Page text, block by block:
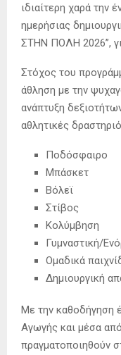
ιδιαίτερη χαρά την
ημερήσιας
ΣΤΗΝ ΠΟΛΗ 2026”,
Στόχος του
άθληση με την
ανάπτυξη
αθλητικές
Ποδόσφαιρο
Μπάσκετ
Βόλεϊ
Στίβος
Κολύμβηση
Γυμναστική/
Ομαδικά
Δημιουργική
Με την καθοδήγηση
Αγωγής και μέσα
πραγματοποιηθούν